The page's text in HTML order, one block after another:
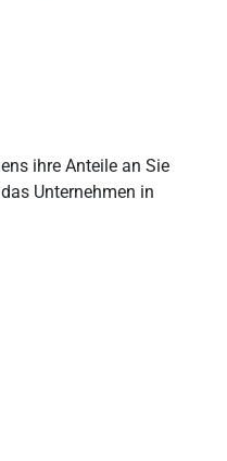
ihre Anteile an Sie
Unternehmen in